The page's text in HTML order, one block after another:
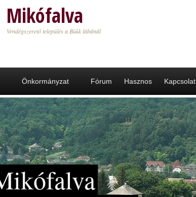
Mikófalva
Vendégszerető település a Bükk lábánál
Önkormányzat Fórum Hasznos Kapcsolat